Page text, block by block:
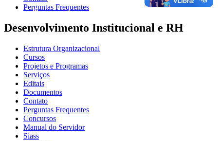
Perguntas Frequentes
Desenvolvimento Institucional e RH
Estrutura Organizacional
Cursos
Projetos e Programas
Serviços
Editais
Documentos
Contato
Perguntas Frequentes
Concursos
Manual do Servidor
Siass